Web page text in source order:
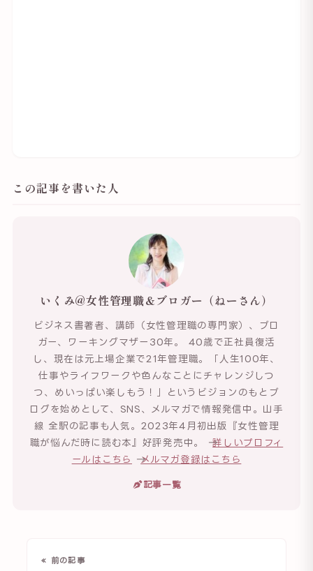
この記事を書いた人
いくみ@女性管理職＆ブロガー（ねーさん）
ビジネス書著者、講師（女性管理職の専門家）、ブロ
ガー、ワーキングマザー30年。 40歳で正社員復活
し、現在は元上場企業で21年管理職。「人生100年、
仕事やライフワークや色んなことにチャレンジしつ
つ、めいっぱい楽しもう！」というビジョンのもとブ
ログを始めとして、SNS、メルマガで情報発信中。山手
線 全駅の記事も人気。2023年4月初出版『女性管理
職が悩んだ時に読む本』好評発売中。 →詳しいプロフィ
ールはこちら
→メルマガ登録はこちら
記事一覧
« 前の記事